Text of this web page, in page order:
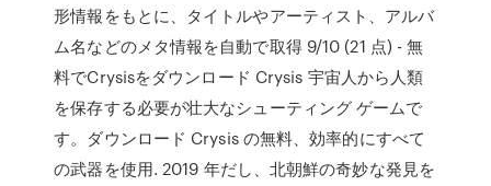
形情報をもとに、タイトルやアーティスト、アルバ
ム名などのメタ情報を自動で取得 9/10 (21 点) - 無
料でCrysisをダウンロード Crysis 宇宙人から人類
を保存する必要が壮大なシューティング ゲームで
す。ダウンロード Crysis の無料、効率的にすべて
の武器を使用. 2019 年だし、北朝鮮の奇妙な発見を